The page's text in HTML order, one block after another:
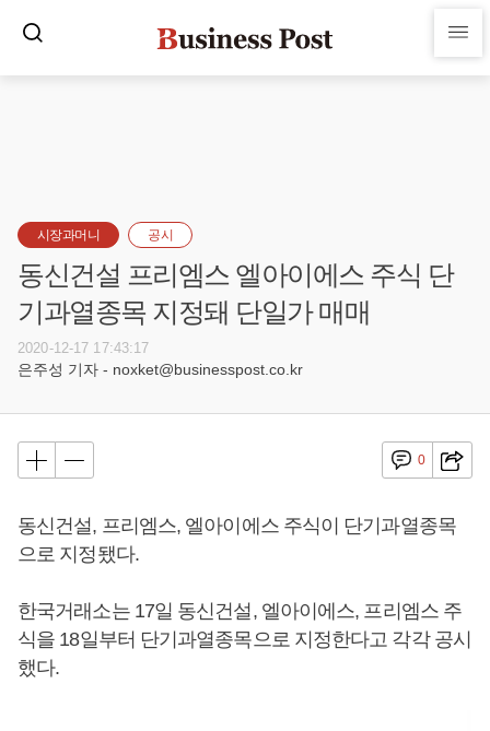
시장과머니 공시
동신건설 프리엠스 엘아이에스 주식 단
기과열종목 지정돼 단일가 매매
2020-12-17 17:43:17
은주성 기자 - noxket@businesspost.co.kr
0
동신건설, 프리엠스, 엘아이에스 주식이 단기과열종목
으로 지정됐다.
한국거래소는 17일 동신건설, 엘아이에스, 프리엠스 주
식을 18일부터 단기과열종목으로 지정한다고 각각 공시
했다.